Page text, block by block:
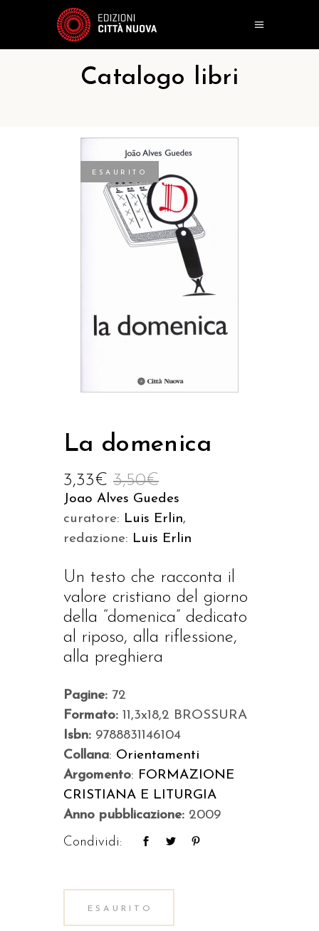
Catalogo libri
ESAURITO
La domenica
3,50€
3,33€
Joao Alves Guedes
curatore: Luis Erlin,
redazione: Luis Erlin
Un testo che racconta il
valore cristiano del giorno
della “domenica” dedicato
al riposo, alla riflessione,
alla preghiera
Pagine: 72
Formato: 11,3x18,2 BROSSURA
Isbn: 9788831146104
Collana: Orientamenti
Argomento: FORMAZIONE
CRISTIANA E LITURGIA
Anno pubblicazione: 2009
Condividi:
ESAURITO